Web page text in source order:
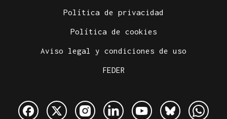
Política de privacidad
Política de cookies
Aviso legal y condiciones de uso
FEDER